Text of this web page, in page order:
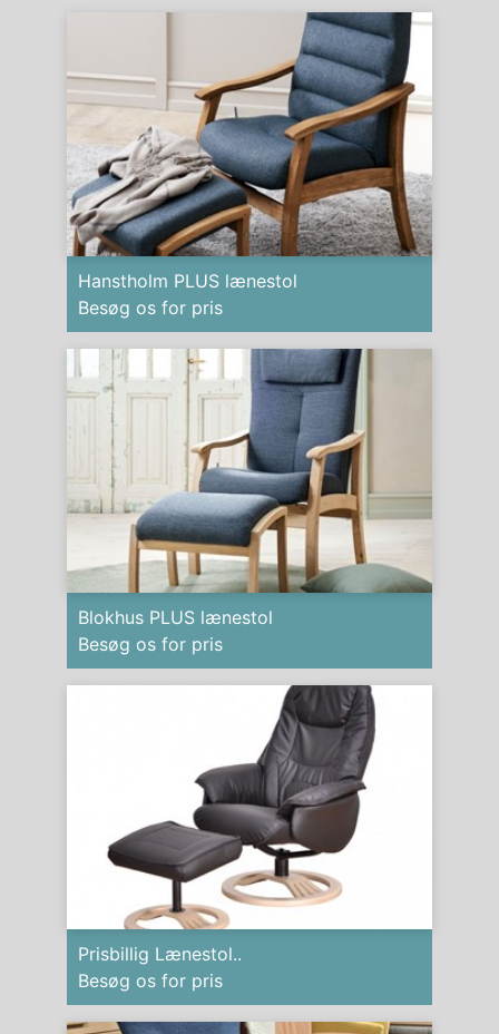
Hanstholm PLUS lænestol
Besøg os for pris
Blokhus PLUS lænestol
Besøg os for pris
Prisbillig Lænestol..
Besøg os for pris